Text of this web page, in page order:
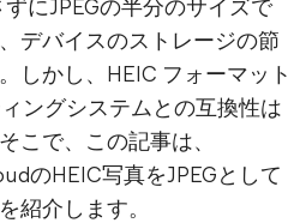
にJPEGの半分のサイズで
デバイスのストレージの節
しかし、HEIC フォーマット
ングシステムとの互換性は
こで、この記事は、
のHEIC写真をJPEGとして
紹介します。